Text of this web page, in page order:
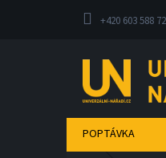
+420 603 588
POPTÁVKA